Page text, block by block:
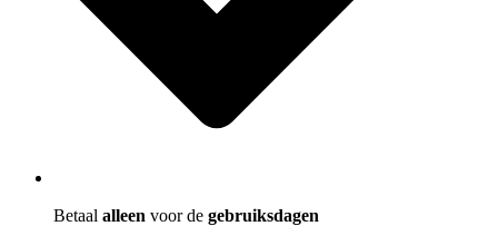
Betaal alleen voor de gebruiksdagen